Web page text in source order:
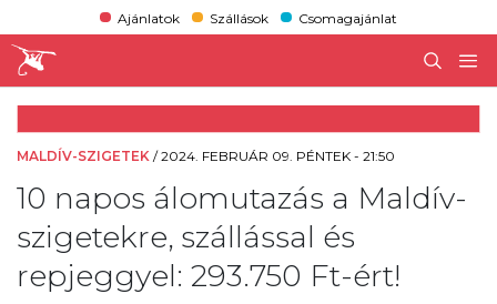
Ajánlatok Szállások Csomagajánlat
MALDÍV-SZIGETEK /2024. FEBRUÁR 09. PÉNTEK - 21:50
10 napos álomutazás a Maldív-
szigetekre, szállással és
repjeggyel: 293.750 Ft-ért!